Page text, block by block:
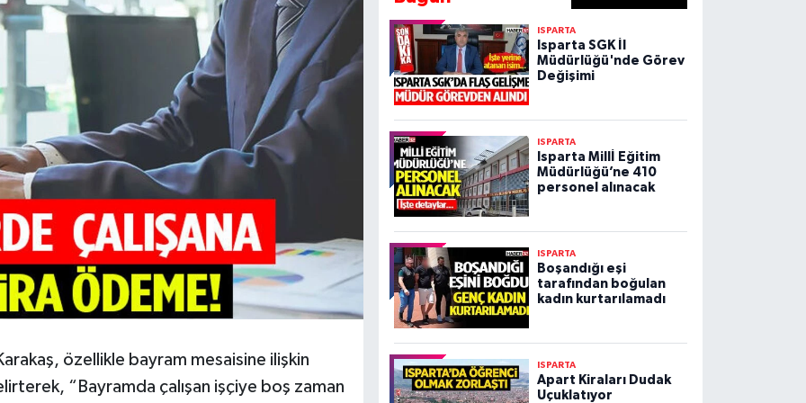
özellikle bayram mesaisine ilişkin
“Bayramda çalışan işçiye boş zaman
ISPARTA
Isparta SGK İl
Müdürlüğü'nde Görev
Değişimi
ISPARTA
Isparta Millİ Eğitim
Müdürlüğü’ne 410
personel alınacak
ISPARTA
Boşandığı eşi
tarafından boğulan
kadın kurtarılamadı
ISPARTA
Apart Kiraları Dudak
Uçuklatıyor